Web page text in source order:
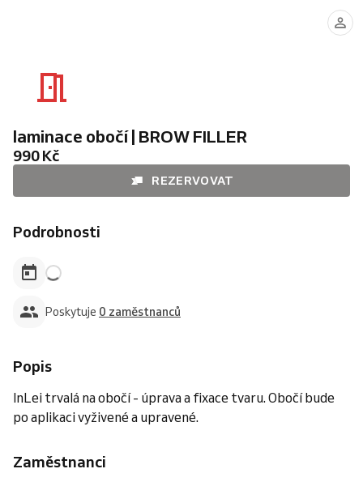
laminace obočí | BROW FILLER
990 Kč
REZERVOVAT
Podrobnosti
Poskytuje 0 zaměstnanců
Popis
InLei trvalá na obočí - úprava a fixace tvaru. Obočí bude
po aplikaci vyživené a upravené.
Zaměstnanci